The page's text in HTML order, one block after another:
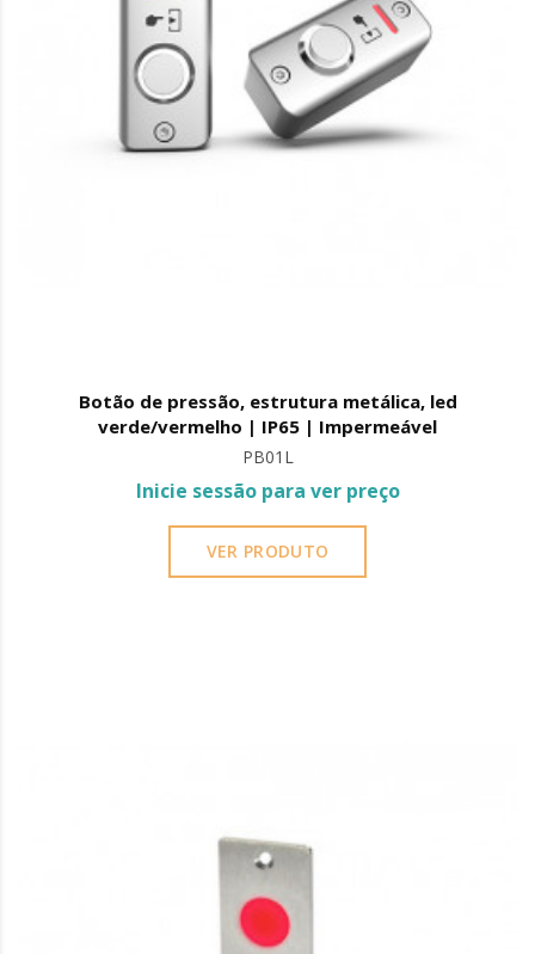
Botão de pressão, estrutura metálica, led
verde/vermelho | IP65 | Impermeável
PB01L
Inicie sessão para ver preço
VER PRODUTO